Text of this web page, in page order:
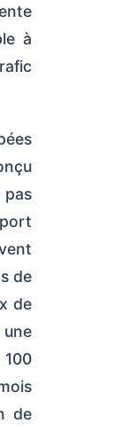
à
de
de
de